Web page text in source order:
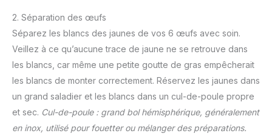
2. Séparation des œufs
Séparez les blancs des jaunes de vos 6 œufs avec soin.
Veillez à ce qu’aucune trace de jaune ne se retrouve dans
les blancs, car même une petite goutte de gras empêcherait
les blancs de monter correctement. Réservez les jaunes dans
un grand saladier et les blancs dans un cul-de-poule propre
et sec. Cul-de-poule : grand bol hémisphérique, généralement
en inox, utilisé pour fouetter ou mélanger des préparations.